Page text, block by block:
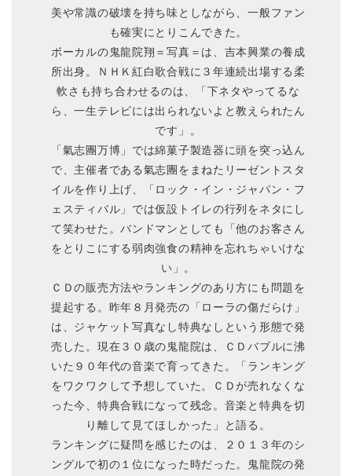
美や常識の破壊を持ち味としながら、一般ファン
も確実にとりこんできた。
ボーカルの鬼龍院翔＝写真＝は、吉本興業の養成
所出身。ＮＨＫ紅白歌合戦に３年連続出場する柔
軟さも持ち合わせるのは、「下ネタやってるな
ら、一生テレビには出られないよと教えられたん
です」。
「氣志團万博」では綿菓子製造器に頭を突っ込ん
で、主催者である氣志團をまねたリーゼントスタ
イルを作り上げ、「ロック・イン・ジャパン・フ
ェスティバル」では仮設トイレの行列をネタにし
て笑わせた。バンドマンとしても「他のお客さん
をとりこにする弱肉強食の精神を忘れちゃいけな
い」。
ＣＤの販売方法やランキングのあり方にも問題を
提起する。昨年８月発売の「ローラの傷だらけ」
は、ジャケット写真なし特典なしという形態で発
売した。現在３０歳の鬼龍院は、ＣＤバブルに沸
いた９０年代の音楽で育ってきた。「ランキング
をワクワクして予想していた。ＣＤが売れなくな
った今、特典合戦になって残念。音楽と特典を切
り離して見てほしかった」と語る。
ランキングに疑問を感じたのは、２０１３年のシ
ングルで初の１位になった時だった。鬼龍院の発